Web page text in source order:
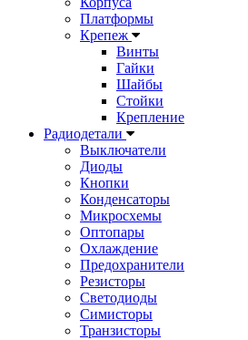
Платформы
Крепеж
Винты
Гайки
Шайбы
Стойки
Крепление
Радиодетали
Выключатели
Диоды
Кнопки
Конденсаторы
Микросхемы
Оптопары
Охлаждение
Предохранители
Резисторы
Светодиоды
Симисторы
Транзисторы